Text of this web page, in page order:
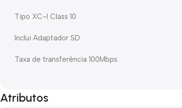
Tipo XC-I Class 10
Inclui Adaptador SD
Taxa de transferência 100Mbps
Atributos